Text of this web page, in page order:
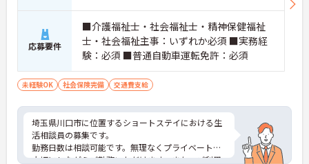
応募要件
■介護福祉士・社会福祉士・精神保健福祉
士・社会福祉主事：いずれか必須 ■実務経
験：必須 ■普通自動車運転免許：必須
未経験OK 社会保険完備 交通費支給
埼玉県川口市に位置するショートステイにおける生
活相談員の募集です。
勤務日数は相談可能です。無理なくプライベートを
大切にしながらご勤務いただけます。また、ご利用